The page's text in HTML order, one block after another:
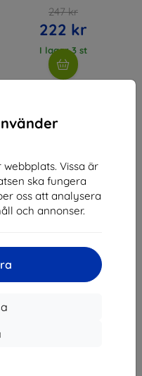
Vissa är
ska fungera
oss att analysera
och annonser.
247 kr
222 kr
I lager 3 st